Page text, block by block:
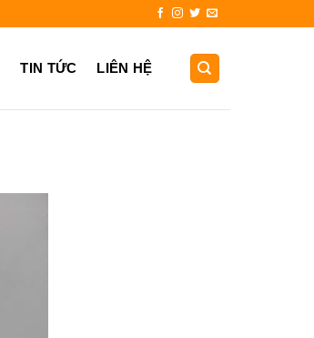
TIN TỨC LIÊN HỆ